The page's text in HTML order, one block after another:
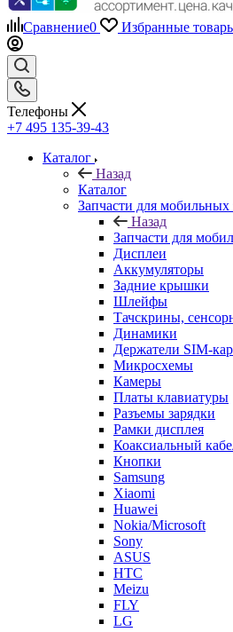
Сравнение0 Избранные
Телефоны
+7 495 135-39-43
Каталог
Назад
Каталог
Запчасти для мобильных
Назад
Запчасти для
Дисплеи
Аккумуляторы
Задние крышки
Шлейфы
Тачскрины,
Динамики
Держатели SIM-
Микросхемы
Камеры
Платы клавиатуры
Разъемы зарядки
Рамки дисплея
Коаксиальный
Кнопки
Samsung
Xiaomi
Huawei
Nokia/Microsoft
Sony
ASUS
HTC
Meizu
FLY
LG